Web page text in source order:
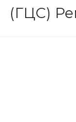
(ГЦС)